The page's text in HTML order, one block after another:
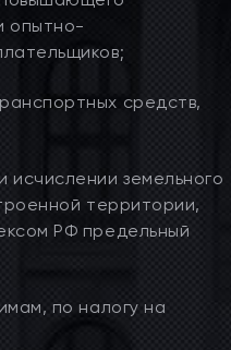
опытно-
средств,
земельного
территории,
РФ предельный
по налогу на